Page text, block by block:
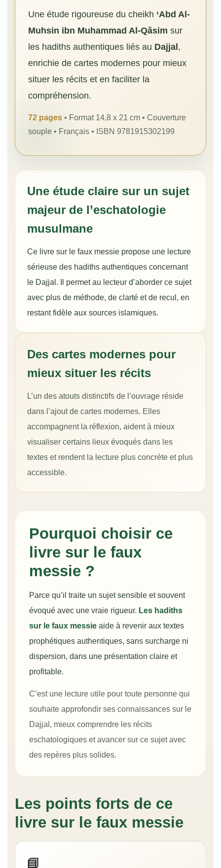
Une étude rigoureuse du cheikh ‘Abd Al-
Muhsin ibn Muhammad Al-Qâsim sur
les hadiths authentiques liés au Dajjal ,
enrichie de cartes modernes pour mieux
situer les récits et en faciliter la
compréhension.
72 pages • Format 14,8 x 21 cm • Couverture
souple • Français • ISBN 9781915302199
Une étude claire sur un sujet
majeur de l’eschatologie
musulmane
Ce livre sur le faux messie propose une lecture
sérieuse des hadiths authentiques concernant
le Dajjal. Il permet au lecteur d’aborder ce sujet
avec plus de méthode, de clarté et de recul, en
restant fidèle aux sources islamiques.
Des cartes modernes pour
mieux situer les récits
L’un des atouts distinctifs de l’ouvrage réside
dans l’ajout de cartes modernes. Elles
accompagnent la réflexion, aident à mieux
visualiser certains lieux évoqués dans les
textes et rendent la lecture plus concrète et plus
accessible.
Pourquoi choisir ce
livre sur le faux
messie ?
Parce qu’il traite un sujet sensible et souvent
évoqué avec une vraie rigueur. Les hadiths
sur le faux messie aide à revenir aux textes
prophétiques authentiques, sans surcharge ni
dispersion, dans une présentation claire et
profitable.
C’est une lecture utile pour toute personne qui
souhaite approfondir ses connaissances sur le
Dajjal, mieux comprendre les récits
eschatologiques et avancer sur ce sujet avec
des repères plus solides.
Les points forts de ce
livre sur le faux messie
📘